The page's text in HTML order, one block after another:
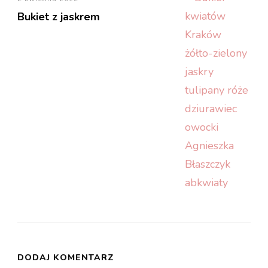
Bukiet z jaskrem
DODAJ KOMENTARZ